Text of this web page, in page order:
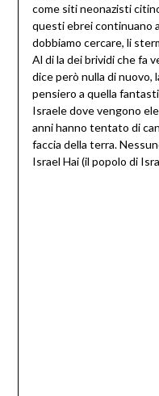
come siti neonazisti
questi ebrei continuano
dobbiamo cercare, li
Al di la dei brividi che fa
dice però nulla di nuovo,
pensiero a quella
Israele dove vengono
anni hanno tentato di
faccia della terra.
Israel Hai (il popolo di